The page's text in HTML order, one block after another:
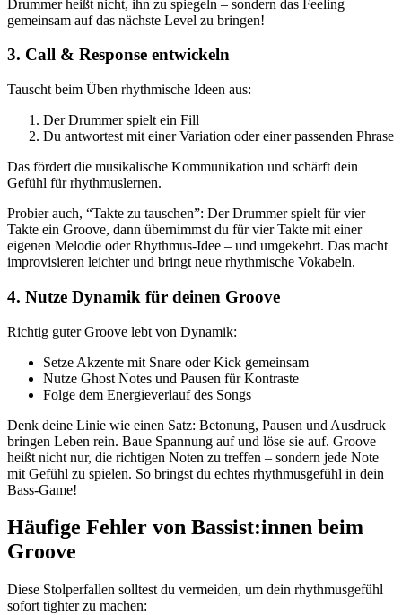
Drummer heißt nicht, ihn zu spiegeln – sondern das Feeling
gemeinsam auf das nächste Level zu bringen!
3. Call & Response entwickeln
Tauscht beim Üben rhythmische Ideen aus:
Der Drummer spielt ein Fill
Du antwortest mit einer Variation oder einer passenden Phrase
Das fördert die musikalische Kommunikation und schärft dein
Gefühl für rhythmuslernen.
Probier auch, “Takte zu tauschen”: Der Drummer spielt für vier
Takte ein Groove, dann übernimmst du für vier Takte mit einer
eigenen Melodie oder Rhythmus-Idee – und umgekehrt. Das macht
improvisieren leichter und bringt neue rhythmische Vokabeln.
4. Nutze Dynamik für deinen Groove
Richtig guter Groove lebt von Dynamik:
Setze Akzente mit Snare oder Kick gemeinsam
Nutze Ghost Notes und Pausen für Kontraste
Folge dem Energieverlauf des Songs
Denk deine Linie wie einen Satz: Betonung, Pausen und Ausdruck
bringen Leben rein. Baue Spannung auf und löse sie auf. Groove
heißt nicht nur, die richtigen Noten zu treffen – sondern jede Note
mit Gefühl zu spielen. So bringst du echtes rhythmusgefühl in dein
Bass-Game!
Häufige Fehler von Bassist:innen beim
Groove
Diese Stolperfallen solltest du vermeiden, um dein rhythmusgefühl
sofort tighter zu machen: